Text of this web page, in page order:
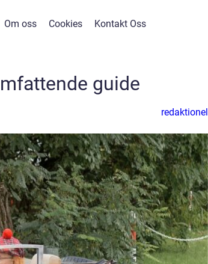
Om oss Cookies Kontakt Oss
guide
redaktionel